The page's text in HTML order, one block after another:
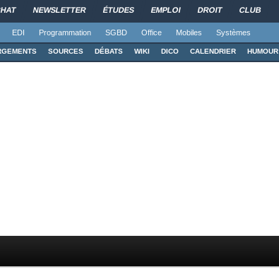
NEWSLETTER ÉTUDES EMPLOI DROIT CLUB
EDI Programmation SGBD Office Mobiles Systèmes
SOURCES DÉBATS WIKI DICO CALENDRIER HUMOUR